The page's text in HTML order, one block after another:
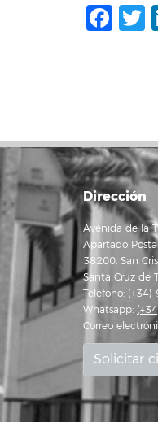
Dirección
Avenida de la
Apartado
38200, San
Santa Cruz de
Teléfono:
Whatsapp:
Correo
Solicitar